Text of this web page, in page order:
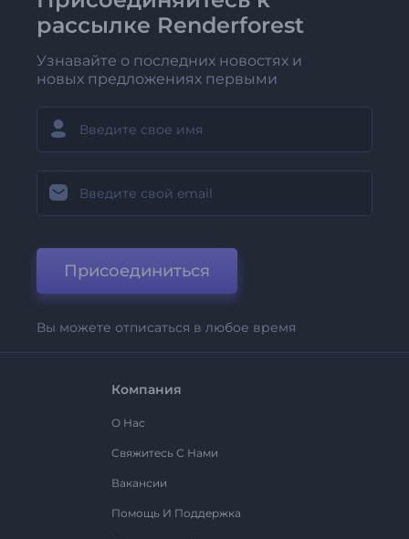
рассылке Renderforest
Узнавайте о последних новостях и
новых предложениях первыми
Присоединиться
Вы можете отписаться в любое время
Компания
О Нас
Свяжитесь С Нами
Вакансии
Помощь И Поддержка